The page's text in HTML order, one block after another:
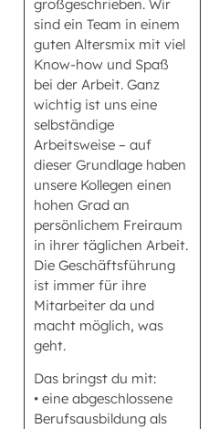
großgeschrieben. Wir
sind ein Team in einem
guten Altersmix mit viel
Know-how und Spaß
bei der Arbeit. Ganz
wichtig ist uns eine
selbständige
Arbeitsweise – auf
dieser Grundlage haben
unsere Kollegen einen
hohen Grad an
persönlichem Freiraum
in ihrer täglichen Arbeit.
Die Geschäftsführung
ist immer für ihre
Mitarbeiter da und
macht möglich, was
geht.
Das bringst du mit:
• eine abgeschlossene
Berufsausbildung als